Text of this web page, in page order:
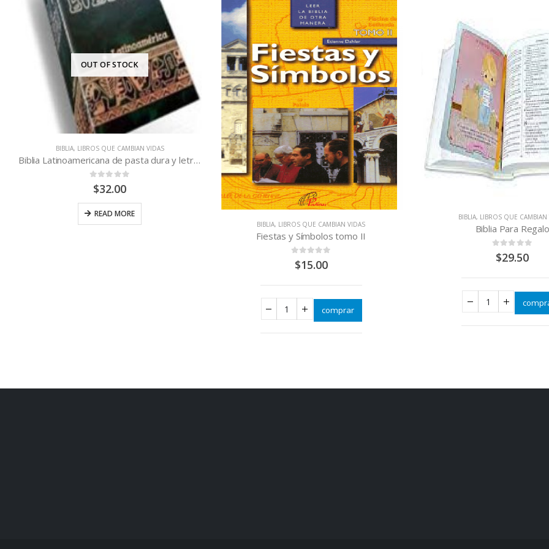
OUT OF STOCK
BIBLIA, LIBROS QUE CAMBIAN VIDAS
Biblia Latinoamericana de pasta dura y letra grande sin indice
out of 5
$32.00
READ MORE
BIBLIA, LIBROS QUE CAMBIAN VIDAS
Fiestas y Símbolos tomo II
out of 5
$15.00
comprar
BIBLIA, LIBROS QUE CAMBIAN
Biblia Para Regalo
out of 5
$29.50